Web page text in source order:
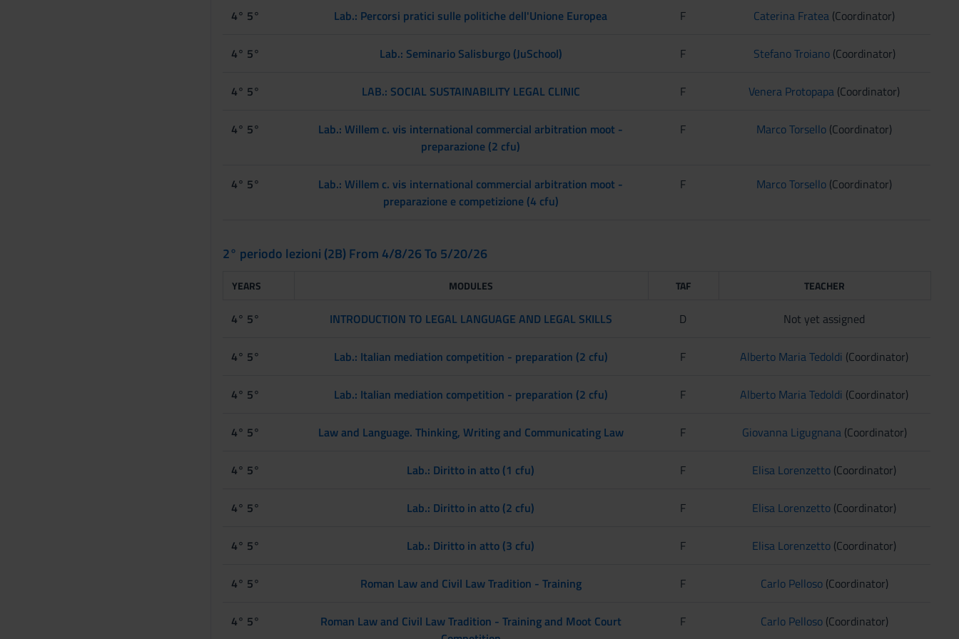
4° 5° Lab.: Percorsi pratici sulle politiche dell'Unione Europea F Caterina Fratea (Coordinator)
4° 5° Lab.: Seminario Salisburgo (JuSchool) F Stefano Troiano(Coordinator)
4° 5° LAB.: SOCIAL SUSTAINABILITY LEGAL CLINIC F Venera Protopapa (Coordinator)
4° 5°
Lab.: Willem c. vis international commercial arbitration moot -
preparazione (2 cfu)
F Marco Torsello (Coordinator)
4° 5°
Lab.: Willem c. vis international commercial arbitration moot -
preparazione e competizione (4 cfu)
F Marco Torsello (Coordinator)
2° periodo lezioni (2B) From 4/8/26 To 5/20/26
YEARS MODULES TAF TEACHER
4° 5° INTRODUCTION TO LEGAL LANGUAGE AND LEGAL SKILLS D Not yet assigned
4° 5° Lab.: Italian mediation competition - preparation (2 cfu) F Alberto Maria Tedoldi (Coordinator)
4° 5° Lab.: Italian mediation competition - preparation (2 cfu) F Alberto Maria Tedoldi (Coordinator)
4° 5° Law and Language. Thinking, Writing and Communicating Law F Giovanna Ligugnana(Coordinator)
4° 5° Lab.: Diritto in atto (1 cfu) F Elisa Lorenzetto (Coordinator)
4° 5° Lab.: Diritto in atto (2 cfu) F Elisa Lorenzetto (Coordinator)
4° 5° Lab.: Diritto in atto (3 cfu) F Elisa Lorenzetto (Coordinator)
4° 5° Roman Law and Civil Law Tradition - Training F Carlo Pelloso(Coordinator)
4° 5°
Roman Law and Civil Law Tradition - Training and Moot Court
F Carlo Pelloso(Coordinator)